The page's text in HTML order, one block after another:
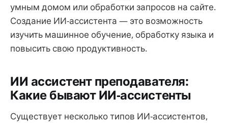
умным домом или обработки запросов на сайте.
Создание ИИ-ассистента — это возможность
изучить машинное обучение, обработку языка и
повысить свою продуктивность.
ИИ ассистент преподавателя:
Какие бывают ИИ-ассистенты
Существует несколько типов ИИ-ассистентов,